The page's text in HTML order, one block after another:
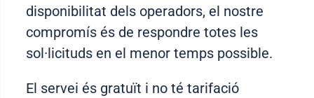
disponibilitat dels operadors, el nostre
compromís és de respondre totes les
sol·licituds en el menor temps possible.
El servei és gratuït i no té tarifació